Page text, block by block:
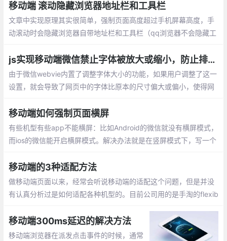
正常显示，显示的时间为：NaN-NaN-NaN
，例如getTime()在ios上拿不到时间戳显示
NaN
移动端 滚动隐藏浏览器地址栏和工具栏
文章中实现原理其实很简单，强制页面高度超过手机屏幕高度，手
动滚动时会隐藏浏览器自带地址栏和工具栏（qq浏览器不会隐藏工
js实现移动端微信禁止字体被放大或缩小，防止排版错乱
由于微信webvie内置了调整字体大小的功能，如果用户调整了这一
设置，就会导致了网页中的字体比原本的尺寸偏大或偏小，使得网
移动端如何强制页面横屏
有些机型有些app不能横屏：比如Android的微信就没有横屏模式，
而ios的微信能开启横屏模式。解决办法就是在竖屏模式下，写一个
果用户切到横屏时，需要把rotate复原，要求也能正常展现。
移动端的3种适配方法
做移动端页面以来，经常会听说移动端的适配这个问题，但是并没
有认真分析过是如何适配各种机型的。目前公司用的是手淘的flexib
比例在不同的手机上实现
移动端300ms延迟的解决方法
移动端浏览器在派发点击事件的时候，通常